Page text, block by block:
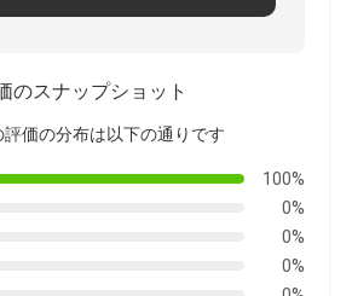
のスナップショット
評価の分布は以下の通りです
100%
0%
0%
0%